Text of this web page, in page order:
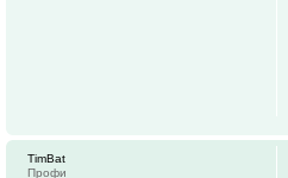
TimBat
Профи